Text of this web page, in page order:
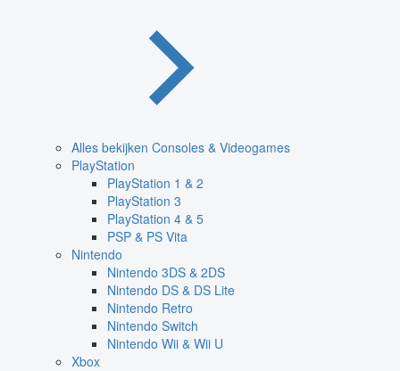
Alles bekijken Consoles & Videogames
PlayStation
PlayStation 1 & 2
PlayStation 3
PlayStation 4 & 5
PSP & PS Vita
Nintendo
Nintendo 3DS & 2DS
Nintendo DS & DS Lite
Nintendo Retro
Nintendo Switch
Nintendo Wii & Wii U
Xbox